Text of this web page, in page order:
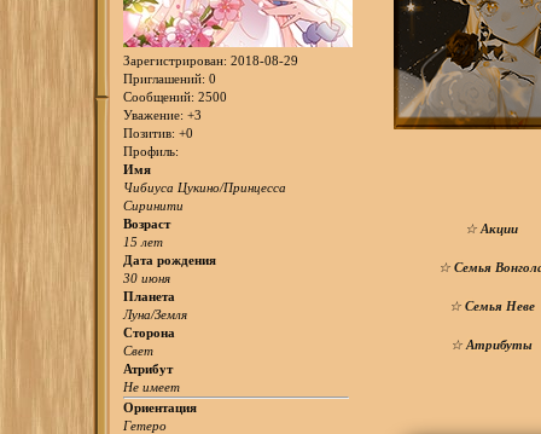
Зарегистрирован: 2018-08-29
Приглашений: 0
Сообщений: 2500
Уважение: +3
Позитив: +0
Профиль:
Имя
Чибиуса Цукино/Принцесса
Сиринити
Возраст
15 лет
Дата рождения
30 июня
Планета
Луна/Земля
Сторона
Свет
Атрибут
Не имеет
Ориентация
Гетеро
☆Акции
☆Семья
☆ Семья Неве
☆Атрибуты